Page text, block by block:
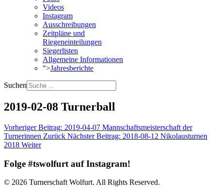
Videos
Instagram
Ausschreibungen
Zeitpläne und
Riegeneinteilungen
Siegerlisten
Allgemeine Informationen
">Jahresberichte
Suchen
2019-02-08 Turnerball
Vorheriger Beitrag: 2019-04-07 Mannschaftsmeisterschaft der
Turnerinnen Zurück Nächster Beitrag: 2018-08-12 Nikolausturnen
2018 Weiter
Folge #tswolfurt auf Instagram!
© 2026 Turnerschaft Wolfurt. All Rights Reserved.